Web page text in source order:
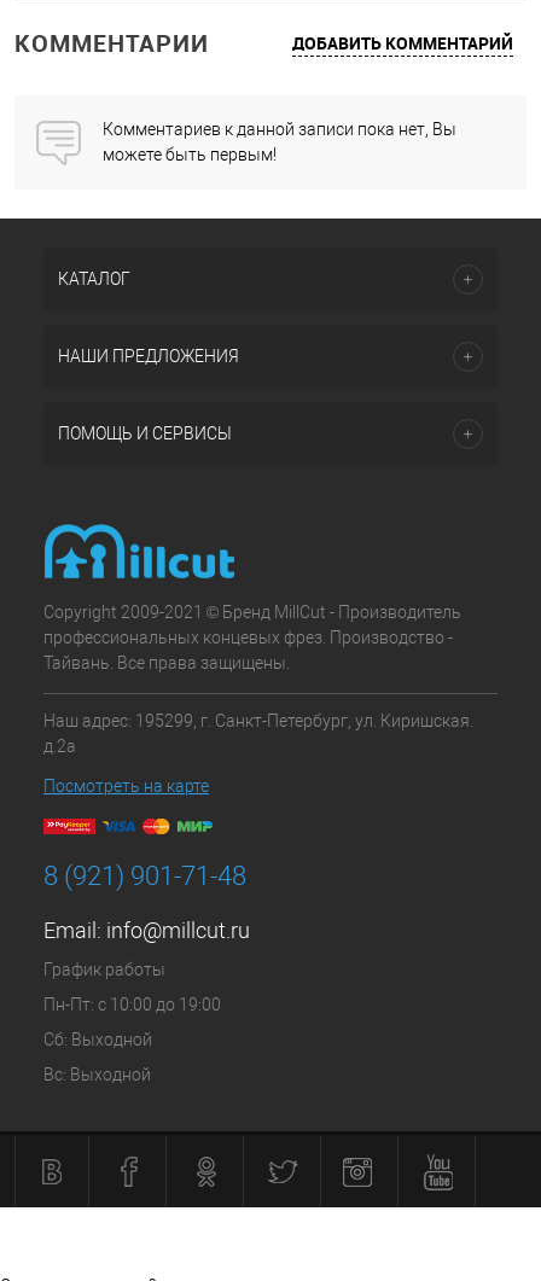
КОММЕНТАРИИ ДОБАВИТЬ КОММЕНТАРИЙ
Комментариев к данной записи пока нет, Вы
можете быть первым!
КАТАЛОГ
НАШИ ПРЕДЛОЖЕНИЯ
ПОМОЩЬ И СЕРВИСЫ
Copyright 2009-2021 © Бренд MillCut - Производитель
профессиональных концевых фрез. Производство -
Тайвань. Все права защищены.
Наш адрес: 195299, г. Санкт-Петербург, ул. Киришская.
д.2а
Посмотреть на карте
8 (921) 901-71-48
Email: info@millcut.ru
График работы
Пн-Пт: с 10:00 до 19:00
Сб: Выходной
Вс: Выходной